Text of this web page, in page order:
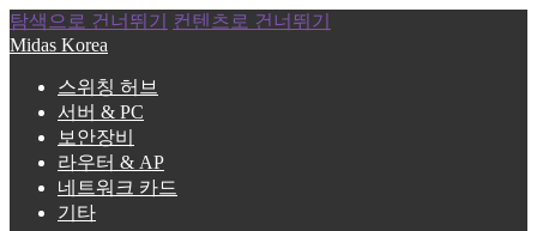
탐색으로 건너뛰기
컨텐츠로 건너뛰기
Midas Korea
스위칭 허브
서버 & PC
보안장비
라우터 & AP
네트워크 카드
기타